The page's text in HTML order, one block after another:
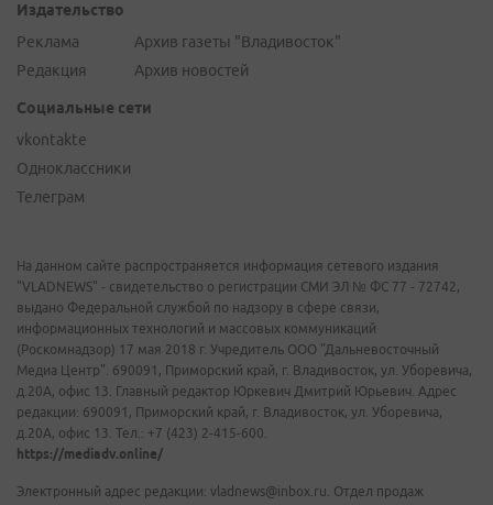
Издательство
Реклама
Редакция
Архив газеты "Владивосток"
Архив новостей
Социальные сети
vkontakte
Одноклассники
Телеграм
На данном сайте распространяется информация сетевого издания
"VLADNEWS" - свидетельство о регистрации СМИ ЭЛ № ФС 77 - 72742,
выдано Федеральной службой по надзору в сфере связи,
информационных технологий и массовых коммуникаций
(Роскомнадзор) 17 мая 2018 г. Учредитель ООО "Дальневосточный
Медиа Центр". 690091, Приморский край, г. Владивосток, ул. Уборевича,
д.20А, офис 13. Главный редактор Юркевич Дмитрий Юрьевич. Адрес
редакции: 690091, Приморский край, г. Владивосток, ул. Уборевича,
д.20А, офис 13. Тел.: +7 (423) 2-415-600.
https://mediadv.online/
Электронный адрес редакции: vladnews@inbox.ru. Отдел продаж